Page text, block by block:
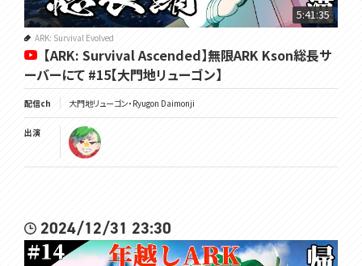
5:41:35
ARK: Survival Evolved
【ARK: Survival Ascended】無限ARK Kson総長サ
ーバーにて #15【大門地リューゴン】
配信ch 大門地リューゴン・Ryugon Daimonji
出演
2024/12/31 23:30